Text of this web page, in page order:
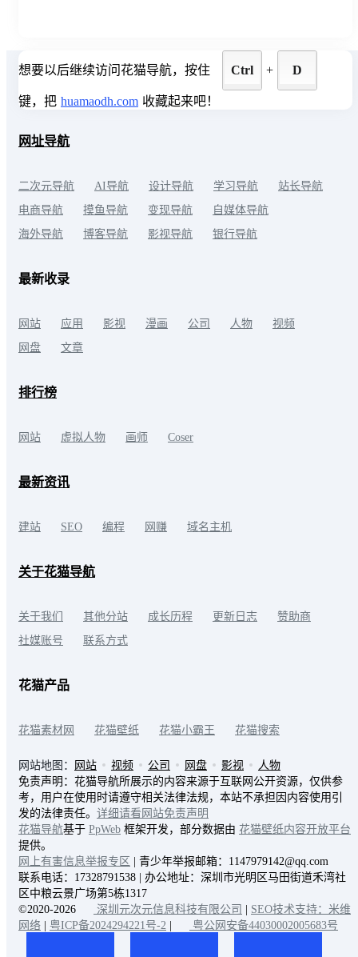
想要以后继续访问花猫导航，按住 Ctrl + D
键，把 huamaodh.com 收藏起来吧！
网址导航
二次元导航 AI导航 设计导航 学习导航
站长导航
电商导航
摸鱼导航 变现导航
自媒体导航
海外导航
博客导航 影视导航 银行导航
最新收录
网站 应用 影视 漫画 公司 人物
视频
网盘
文章
排行榜
网站 虚拟人物 画师 Coser
最新资讯
建站 SEO 编程 网赚 域名主机
关于花猫导航
关于我们 其他分站 成长历程 更新日志
赞助商
社媒账号
联系方式
花猫产品
花猫素材网 花猫壁纸 花猫小霸王 花猫搜索
网站地图： 网站 视频 公司 网盘 影视
人物
免责声明：花猫导航所展示的内容来源于互联网公开资源，仅供参
考，用户在使用时请遵守相关法律法规，本站不承担因内容使用引
发的法律责任。 详细请看网站免责声明
花猫导航基于 PpWeb 框架开发，部分数据由 花猫壁纸内容开放平台
提供。
网上有害信息举报专区 | 青少年举报邮箱：1147979142@qq.com
联系电话：17328791538 | 办公地址：深圳市光明区马田街道禾湾社
区中粮云景广场第5栋1317
©2020-2026
深圳元次元信息科技有限公司 | SEO技术支持：米维
网络 | 粤ICP备2024294221号-2 | 粤公网安备44030002005683号